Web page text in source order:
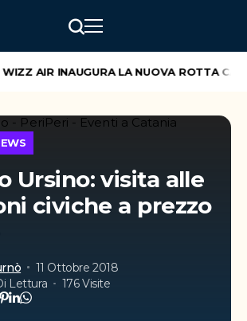
WIZZ AIR INAUGURA LA NUOVA ROTTA
Ursino: visita alle
civiche a prezzo
11 Ottobre 2018
Lettura
176 Visite